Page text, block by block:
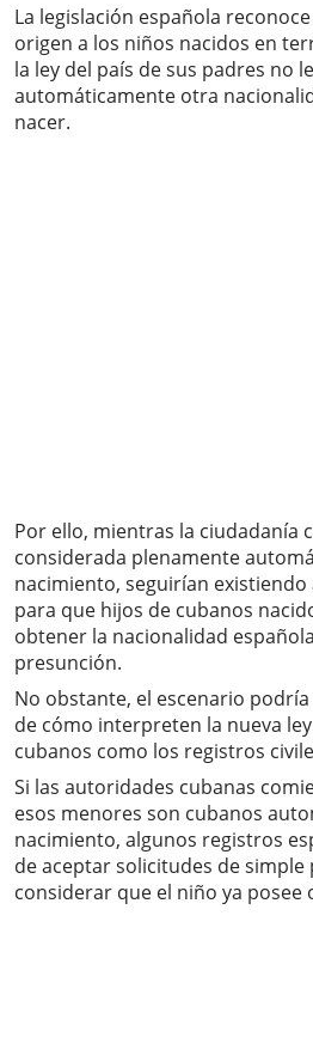
La legislación española
origen a los niños nacidos en
la ley del país de sus padres no
automáticamente otra
nacer.
Por ello, mientras la ciudadanía
considerada plenamente
nacimiento, seguirían
para que hijos de cubanos
obtener la nacionalidad
presunción.
No obstante, el escenario
de cómo interpreten la nueva
cubanos como los registros
Si las autoridades cubanas
esos menores son cubanos
nacimiento, algunos registros
de aceptar solicitudes de simple
considerar que el niño ya posee